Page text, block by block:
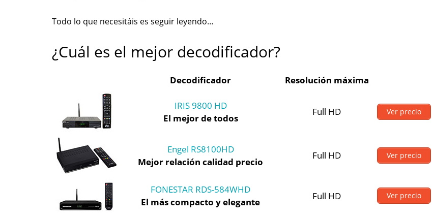
Todo lo que necesitáis es seguir leyendo…
¿Cuál es el mejor decodificador?
Decodificador Resolución máxima
IRIS 9800 HD
El mejor de todos
Full HD Ver precio
Engel RS8100HD
Mejor relación calidad precio
Full HD Ver precio
FONESTAR RDS-584WHD
El más compacto y elegante
Full HD Ver precio